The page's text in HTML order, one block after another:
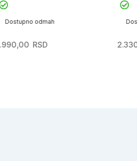
odmah
RSD
Dostupno
2.330,00